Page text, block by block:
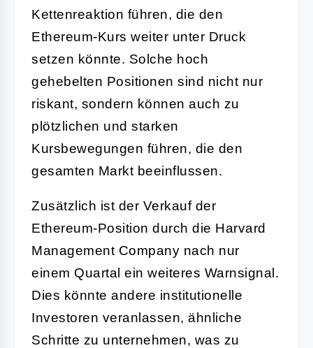
Kettenreaktion führen, die den
Ethereum-Kurs weiter unter Druck
setzen könnte. Solche hoch
gehebelten Positionen sind nicht nur
riskant, sondern können auch zu
plötzlichen und starken
Kursbewegungen führen, die den
gesamten Markt beeinflussen.
Zusätzlich ist der Verkauf der
Ethereum-Position durch die Harvard
Management Company nach nur
einem Quartal ein weiteres Warnsignal.
Dies könnte andere institutionelle
Investoren veranlassen, ähnliche
Schritte zu unternehmen, was zu